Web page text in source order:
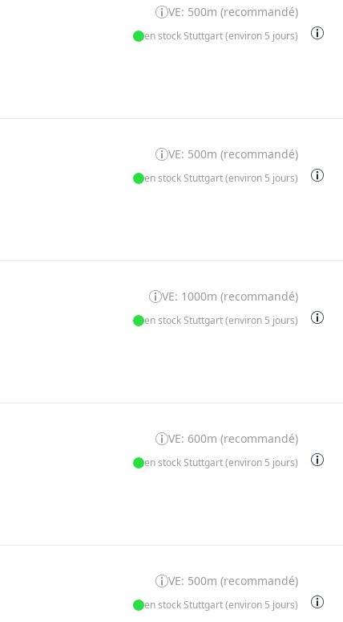
VE: 500m (recommandé)
en stock Stuttgart (environ 5 jours)
VE: 500m (recommandé)
en stock Stuttgart (environ 5 jours)
VE: 1000m (recommandé)
en stock Stuttgart (environ 5 jours)
VE: 600m (recommandé)
en stock Stuttgart (environ 5 jours)
VE: 500m (recommandé)
en stock Stuttgart (environ 5 jours)